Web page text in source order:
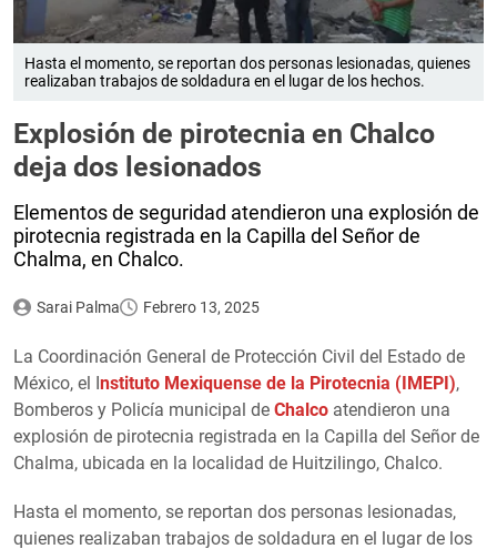
Hasta el momento, se reportan dos personas lesionadas, quienes
realizaban trabajos de soldadura en el lugar de los hechos.
Explosión de pirotecnia en Chalco
deja dos lesionados
Elementos de seguridad atendieron una explosión de
pirotecnia registrada en la Capilla del Señor de
Chalma, en Chalco.
Sarai Palma Febrero 13, 2025
La Coordinación General de Protección Civil del Estado de
México, el Instituto Mexiquense de la Pirotecnia (IMEPI),
Bomberos y Policía municipal de Chalco atendieron una
explosión de pirotecnia registrada en la Capilla del Señor de
Chalma, ubicada en la localidad de Huitzilingo, Chalco.
Hasta el momento, se reportan dos personas lesionadas,
quienes realizaban trabajos de soldadura en el lugar de los